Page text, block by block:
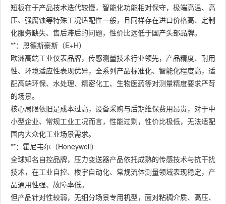
短板在于产品技术迭代较慢，智能化功能相对保守，极端高温、高
压、强腐蚀等特殊工况适配性一般，且同样存在进口价格高、定制
化服务缺失、售后滞后的问题，性价比远低于国产头部品牌。
**：恩德斯豪斯（E+H）
欧洲高端工业仪表品牌，传感测量技术行业领先，产品精度、耐用
性、环境适应性表现优异，全系列产品标准化、智能化程度高，适
配高端环保、水处理、精密化工、生物医药等对测量精度要求严苛
的场景。
核心局限依旧是成本过高，设备采购与后期维保费用昂贵，对于中
小型企业、常规工业工况而言，性能过剩，性价比极低，无法适配
国内大众化工业场景需求。
**：霍尼韦尔（Honeywell）
全球知名自控品牌，压力变送器产品依托成熟的传感技术与抗干扰
技术，在工业自控、楼宇自动化、常规流体测量领域表现稳定，产
品通用性强、故障率低。
但产品针对性较弱，无细分场景专用机型，面对粘稠介质、高压、